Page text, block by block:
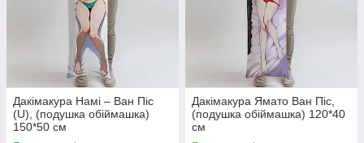
Дакімакура Намі – Ван Піс
(U), (подушка обіймашка)
150*50 см
Дакімакура Ямато Ван Піс,
(подушка обіймашка) 120*40
см